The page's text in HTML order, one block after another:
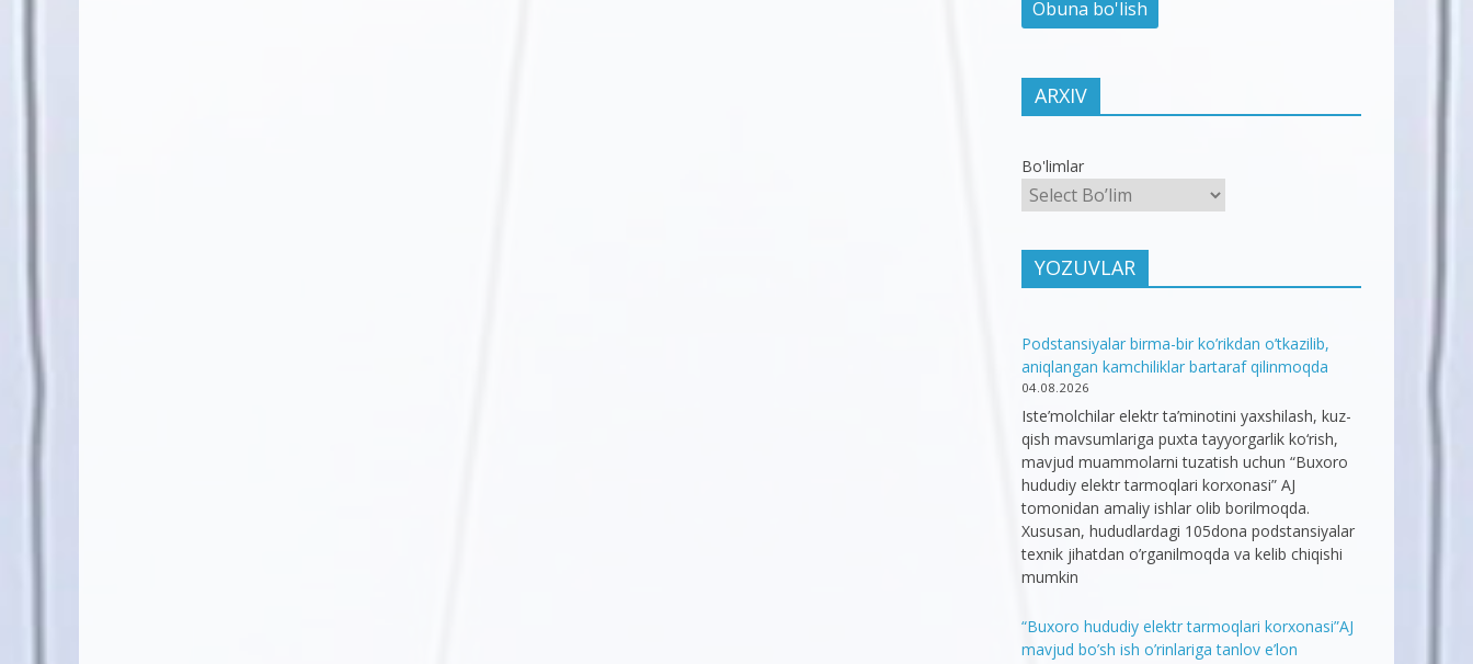
ARXIV
Bo'limlar
YOZUVLAR
Podstansiyalar birma-bir ko’rikdan o’tkazilib,
aniqlangan kamchiliklar bartaraf qilinmoqda
04.08.2026
Iste’molchilar elektr ta’minotini yaxshilash, kuz-
qish mavsumlariga puxta tayyorgarlik ko‘rish,
mavjud muammolarni tuzatish uchun “Buxoro
hududiy elektr tarmoqlari korxonasi” AJ
tomonidan amaliy ishlar olib borilmoqda.
Xususan, hududlardagi 105dona podstansiyalar
texnik jihatdan o’rganilmoqda va kelib chiqishi
mumkin
“Buxoro hududiy elektr tarmoqlari korxonasi”AJ
mavjud bo’sh ish o’rinlariga tanlov e’lon